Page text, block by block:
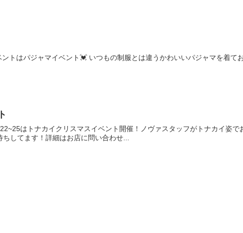
トはパジャマイベント💓 いつもの制服とは違うかわいいパジャマを着て
はトナカイクリスマスイベント開催！ノヴァスタッフがトナカイ姿で
してます！詳細はお店に問い合わせ...